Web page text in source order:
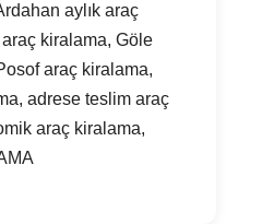
aylık araç
araç kiralama, Göle
araç kiralama,
adrese teslim araç
araç kiralama,